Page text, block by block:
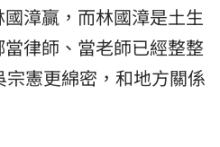
漳贏，而林國漳是土生
律師、當老師已經整整
憲更綿密，和地方關係